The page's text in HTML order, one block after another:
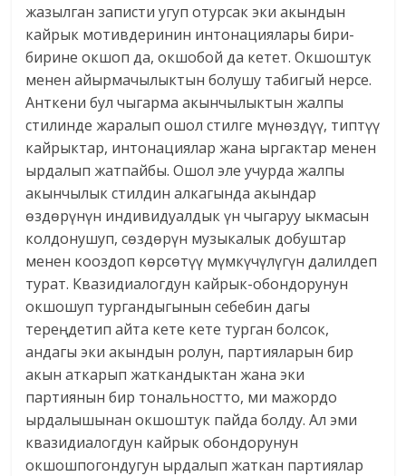
жазылган записти угуп отурсак эки акындын
кайрык мотивдеринин интонациялары бири-
бирине окшоп да, окшобой да кетет. Окшоштук
менен айырмачылыктын болушу табигый нерсе.
Анткени бул чыгарма акынчылыктын жалпы
стилинде жаралып ошол стилге мүнөздүү, типтүү
кайрыктар, интонациялар жана ыргактар менен
ырдалып жатпайбы. Ошол эле учурда жалпы
акынчылык стилдин алкагында акындар
өздөрүнүн индивидуалдык үн чыгаруу ыкмасын
колдонушуп, сөздөрүн музыкалык добуштар
менен кооздоп көрсөтүү мүмкүчүлүгүн далилдеп
турат. Квазидиалогдун кайрык-обондорунун
окшошуп тургандыгынын себебин дагы
тереңдетип айта кете кете турган болсок,
андагы эки акындын ролун, партияларын бир
акын аткарып жаткандыктан жана эки
партиянын бир тональностто, ми мажордо
ырдалышынан окшоштук пайда болду. Ал эми
квазидиалогдун кайрык обондорунун
окшошпогондугун ырдалып жаткан партиялар